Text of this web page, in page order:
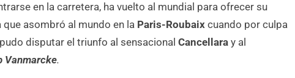
en la carretera, ha vuelto al mundial para ofrecer su
asombró al mundo en la Paris-Roubaix cuando por culpa
disputar el triunfo al sensacionalCancellara y al
Vanmarcke.